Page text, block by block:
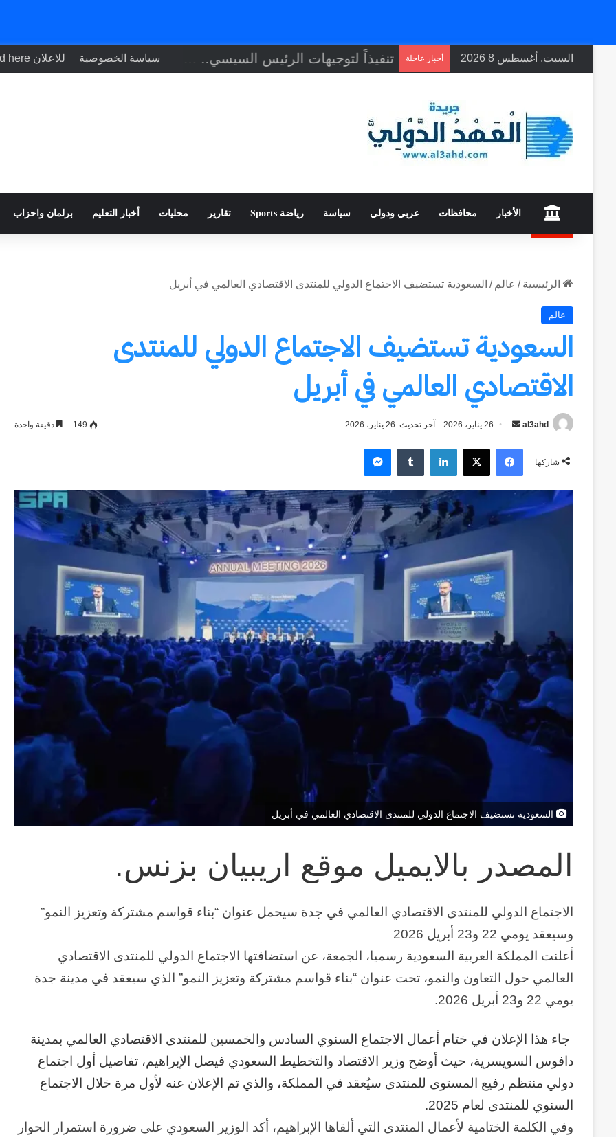
السبت, أغسطس 8 2026 أخبار عاجلة سياسة الخصوصية للاعلان Your ad here
الأخبار محافظات عربي ودولي سياسة رياضة Sports تقارير محليات أخبار التعليم برلمان واحزاب
الرئيسية / عالم / السعودية تستضيف الاجتماع الدولي للمنتدى الاقتصادي العالمي في أبريل
عالم
السعودية تستضيف الاجتماع الدولي للمنتدى
الاقتصادي العالمي في أبريل
al3ahd
أرسل
إلكترونيا
26 يناير، 2026 آخر تحديث: 26 يناير، 2026 149 دقيقة واحدة
شاركها
فيسبوك‫X لينكدإن
‏Tumblr ماسنجر
السعودية تستضيف الاجتماع الدولي للمنتدى الاقتصادي العالمي في أبريل
المصدر بالايميل موقع اريبيان بزنس.
الاجتماع الدولي للمنتدى الاقتصادي العالمي في جدة سيحمل عنوان “بناء قواسم مشتركة وتعزيز النمو”
وسيعقد يومي 22 و23 أبريل 2026
أعلنت المملكة العربية السعودية رسميا، الجمعة، عن استضافتها الاجتماع الدولي للمنتدى الاقتصادي
العالمي حول التعاون والنمو، تحت عنوان “بناء قواسم مشتركة وتعزيز النمو” الذي سيعقد في مدينة جدة
يومي 22 و23 أبريل 2026.
جاء هذا الإعلان في ختام أعمال الاجتماع السنوي السادس والخمسين للمنتدى الاقتصادي العالمي بمدينة
دافوس السويسرية، حيث أوضح وزير الاقتصاد والتخطيط السعودي فيصل الإبراهيم، تفاصيل أول اجتماع
دولي منتظم رفيع المستوى للمنتدى سيُعقد في المملكة، والذي تم الإعلان عنه لأول مرة خلال الاجتماع
السنوي للمنتدى لعام 2025.
وفي الكلمة الختامية لأعمال المنتدى التي ألقاها الإبراهيم، أكد الوزير السعودي على ضرورة استمرار الحوار